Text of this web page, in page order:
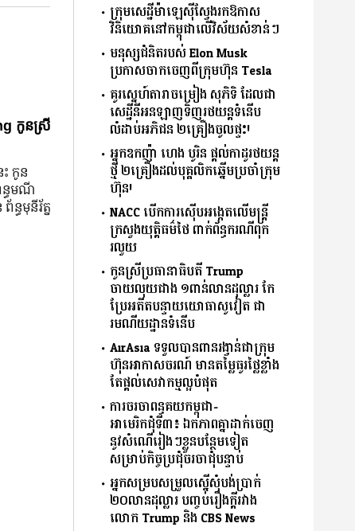
កូនស្រី
ះ កូន
ធមណី
ន្ធមុនីរ័ត្ន
ក្រុមសេដ្ឋីម៉ាឡេស៊ីស្វែងរកឱកាស
វិនិយោគនៅកម្ពុជាលើវិស័យសំខាន់ៗ
មនុស្សជំនិតរបស់ Elon Musk
ប្រកាសចាកចេញពីក្រុមហ៊ុន Tesla
គូរស្នេហ៍តារាចម្រៀង សុភិទិ ដែលជា
សេដ្ឋីនីអនឡាញទិញរថយន្តទំនើប
លំដាប់អភិជន ២គ្រឿងចូលផ្ទះ!
អ្នកឧកញ៉ា ហេង បូរិន ផ្តល់កាដូរថយន្ត
ថ្មី ២គ្រឿងដល់បុគ្គលិកឆ្នើមប្រចាំក្រុម
ហ៊ុន!
NACC បើកការស៊ើបអង្កេតលើមន្ត្រី
ក្រសួងយុត្តិធម៌ថៃ ពាក់ព័ន្ធករណីពុក
រលួយ
កូនស្រីប្រធានាធិបតី Trump
ចាយលុយជាង ១ពាន់លានដុល្លារ កែ
ប្រែអតីតបន្ទាយយោធាសូវៀត ជា
រមណីយដ្ឋានទំនើប
AirAsia ទទួលបានពានរង្វាន់ជាក្រុម
ហ៊ុនអាកាសចរណ៍ មានតម្លៃធូរថ្លៃខ្លាំង
តែផ្ដល់សេវាកម្មល្អបំផុត
ការចរចាពន្ធគយកម្ពុជា-
អាមេរិកជុំទី៣៖ ឯកភាពគ្នាដាក់ចេញ
នូវសំណើរៀងៗខ្លួនបន្ថែមទៀត​
សម្រាប់កិច្ចប្រជុំចរចាជុំបន្ទាប់
អ្នកសម្របសម្រួលស្នើសុំបង់ប្រាក់
២០លានដុល្លារ បញ្ចប់រឿងក្ដីរវាង
លោក Trump និង CBS News